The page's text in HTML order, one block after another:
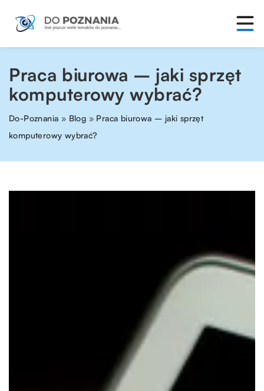
Praca biurowa – jaki sprzęt
komputerowy wybrać?
Do-Poznania » Blog » Praca biurowa – jaki sprzęt
komputerowy wybrać?